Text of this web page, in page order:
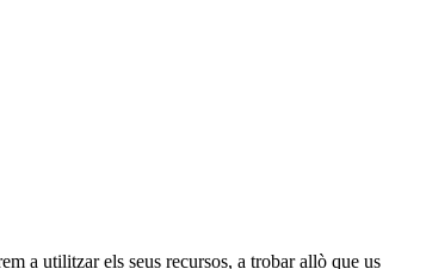
a utilitzar els seus recursos, a trobar allò que us